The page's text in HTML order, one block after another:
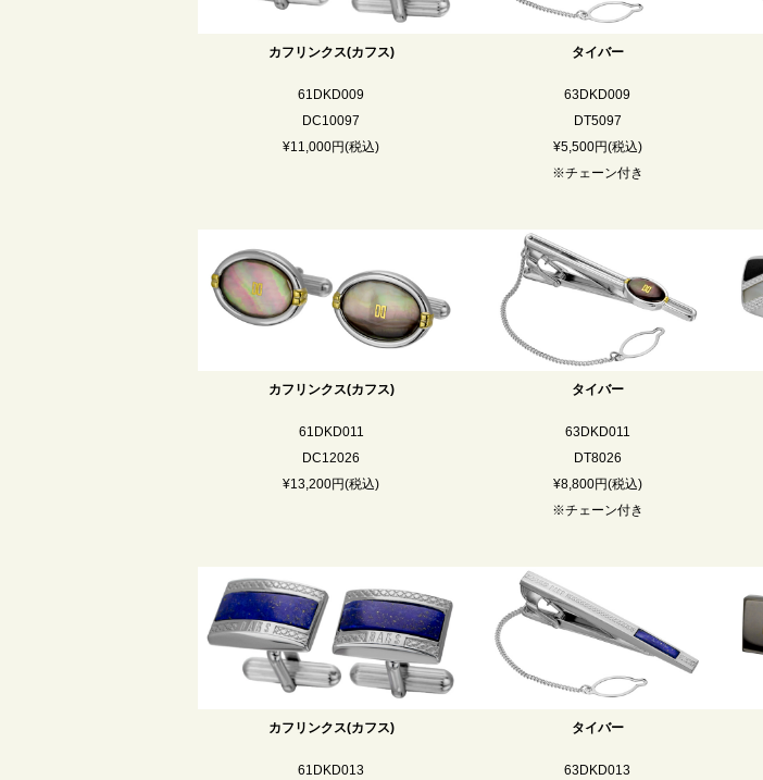
カフリンクス(カフス)
61DKD009
DC10097
¥11,000円(税込)
タイバー
63DKD009
DT5097
¥5,500円(税込)
※チェーン付き
カフリンクス(カフス)
61DKD011
DC12026
¥13,200円(税込)
タイバー
63DKD011
DT8026
¥8,800円(税込)
※チェーン付き
カフリンクス(カフス)
61DKD013
タイバー
63DKD013